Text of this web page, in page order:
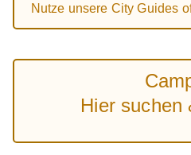
Nutze unsere City Guides
Hier suchen